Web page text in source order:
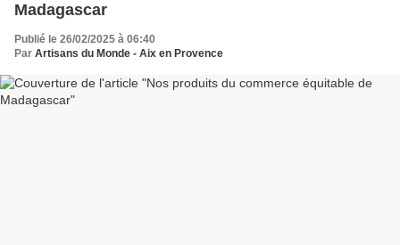
Madagascar
Publié le 26/02/2025 à 06:40
Par Artisans du Monde - Aix en Provence